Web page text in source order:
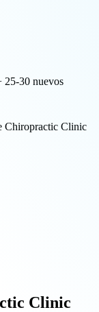
25-30 nuevos
Chiropractic Clinic
Clinic